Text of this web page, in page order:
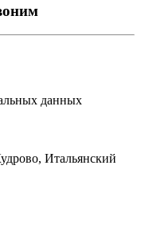
данных
Итальянский